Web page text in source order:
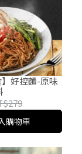
】好控麵-原味
購物車